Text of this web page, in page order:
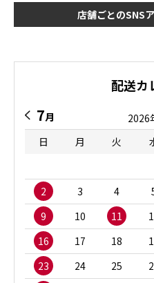
店舗ごとのSNS
配送カ
7月 2026
日
月 火
2
3 4
9
10 11
16
17 18
23
24 25